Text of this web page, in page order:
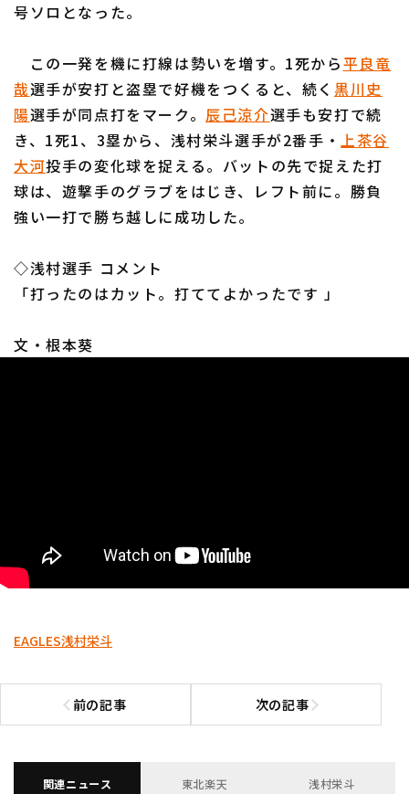
利用規約 プライバシーポリシー
運営会社（別ウィンドウで開く）
号ソロとなった。
この一発を機に打線は勢いを増す。1死から平良竜
哉選手が安打と盗塁で好機をつくると、続く黒川史
陽選手が同点打をマーク。 辰己涼介選手も安打で続
き、1死1、3塁から、浅村栄斗選手が2番手・上茶谷
大河投手の変化球を捉える。バットの先で捉えた打
球は、遊撃手のグラブをはじき、レフト前に。勝負
強い一打で勝ち越しに成功した。
◇浅村選手 コメント
「打ったのはカット。打ててよかったです 」
文・根本葵
EAGLES浅村栄斗
前の記事
前の記事へ 次の記事次の記事へ
関連ニュース 東北楽天 浅村栄斗